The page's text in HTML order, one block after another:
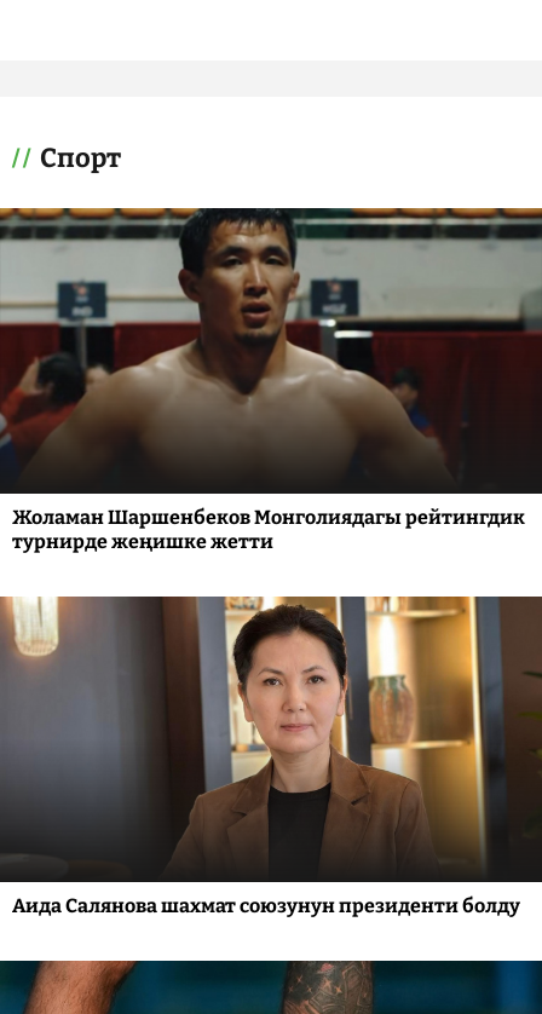
Спорт
Жоламан Шаршенбеков Монголиядагы рейтингдик
турнирде жеңишке жетти
Аида Салянова шахмат союзунун президенти болду